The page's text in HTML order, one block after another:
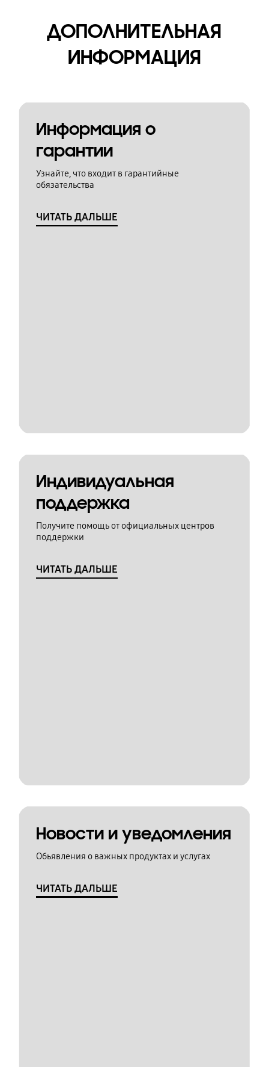
ДОПОЛНИТЕЛЬНАЯ
ИНФОРМАЦИЯ
Информация о
гарантии
Узнайте, что входит в гарантийные
обязательства
ЧИТАТЬ ДАЛЬШЕ
Индивидуальная
поддержка
Получите помощь от официальных центров
поддержки
ЧИТАТЬ ДАЛЬШЕ
Новости и уведомления
Обьявления о важных продуктах и услугах
ЧИТАТЬ ДАЛЬШЕ